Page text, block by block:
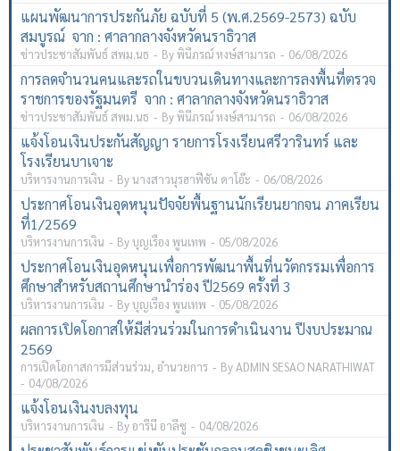
แผนพัฒนาการประกันภัย ฉบับที่ 5 (พ.ศ.2569-2573) ฉบับ
สมบูรณ์ จาก : ศาลากลางจังหวัดนราธิวาส
ข่าวประชาสัมพันธ์ สพม.นธ Byพินีภรณ์ หงษ์สามารถ 06/08/2026
การลดจำนวนคนและรถในขบวนเดินทางและการลงพื้นที่ตรวจ
ราชการของรัฐมนตรี จาก : ศาลากลางจังหวัดนราธิวาส
ข่าวประชาสัมพันธ์ สพม.นธ Byพินีภรณ์ หงษ์สามารถ 06/08/2026
แจ้งโอนเงินประกันสัญญา รายการโรงเรียนศรีวารินทร์ และ
โรงเรียนบาเจาะ
บริหารงานการเงิน Byนางสาวนุรฮาฟีซัน ดาโอ๊ะ 06/08/2026
ประกาศโอนเงินอุดหนุนปัจจัยพื้นฐานนักเรียนยากจน ภาคเรียน
ที่1/2569
บริหารงานการเงิน Byบุญเรือง พูนเทพ 05/08/2026
ประกาศโอนเงินอุดหนุนเพื่อการพัฒนาพื้นที่นวัตกรรมเพื่อการ
ศึกษาสำหรับสถานศึกษานำร่อง ปี2569 ครั้งที่ 3
บริหารงานการเงิน Byบุญเรือง พูนเทพ 05/08/2026
ผลการเปิดโอกาสให้มีส่วนร่วมในการดำเนินงาน ปีงบประมาณ
2569
การเปิดโอกาสการมีส่วนร่วม, อำนวยการ ByADMIN SESAO NARATHIWAT
04/08/2026
แจ้งโอนเงินงบลงทุน
บริหารงานการเงิน Byอารีนี อาลีซู 04/08/2026